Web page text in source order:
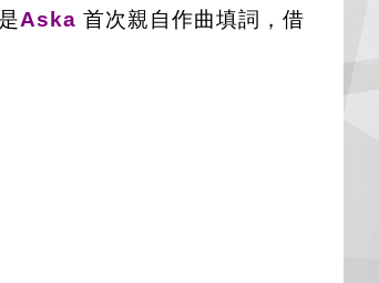
Aska 首次親自作曲填詞，借